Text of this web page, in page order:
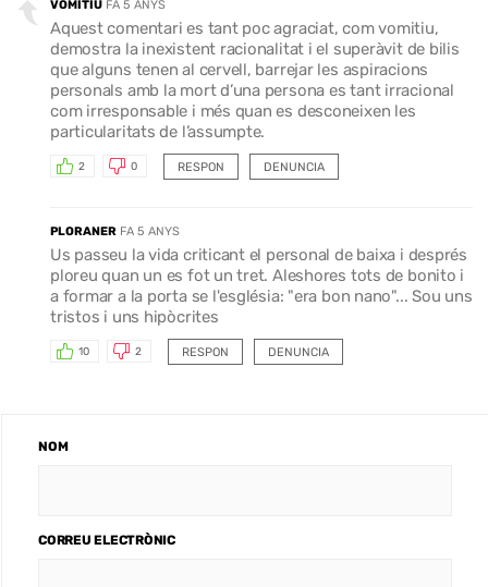
VOMITIU FA 5 ANYS
Aquest comentari es tant poc agraciat, com vomitiu,
demostra la inexistent racionalitat i el superàvit de bilis
que alguns tenen al cervell, barrejar les aspiracions
personals amb la mort d’una persona es tant irracional
com irresponsable i més quan es desconeixen les
particularitats de l’assumpte.
RESPON
2 0 DENUNCIA
PLORANER FA 5 ANYS
Us passeu la vida criticant el personal de baixa i després
ploreu quan un es fot un tret. Aleshores tots de bonito i
a formar a la porta se l'església: "era bon nano"... Sou uns
tristos i uns hipòcrites
RESPON
10 2 DENUNCIA
NOM
CORREU ELECTRÒNIC